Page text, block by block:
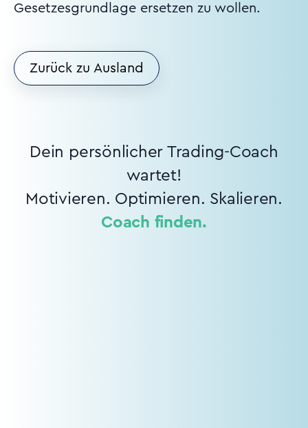
Gesetzesgrundlage ersetzen zu wollen.
Zurück zu Ausland
Dein persönlicher Trading-Coach
wartet!
Motivieren. Optimieren. Skalieren.
Coach finden.